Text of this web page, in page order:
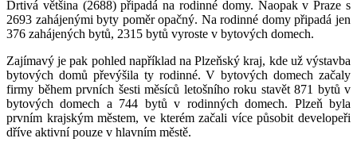
Drtivá většina (2688) připadá na rodinné domy. Naopak v Praze s
2693 zahájenými byty poměr opačný. Na rodinné domy připadá jen
376 zahájených bytů, 2315 bytů vyroste v bytových domech.
Zajímavý je pak pohled například na Plzeňský kraj, kde už výstavba
bytových domů převýšila ty rodinné. V bytových domech začaly
firmy během prvních šesti měsíců letošního roku stavět 871 bytů v
bytových domech a 744 bytů v rodinných domech. Plzeň byla
prvním krajským městem, ve kterém začali více působit developeři
dříve aktivní pouze v hlavním městě.